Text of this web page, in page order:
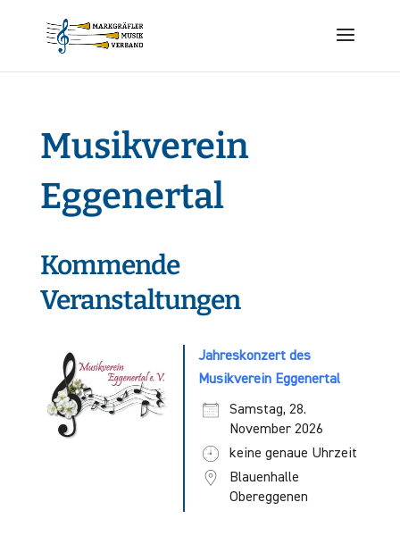
Musikverein
Eggenertal
Kommende
Veranstaltungen
Jahreskonzert des
Musikverein Eggenertal
Samstag, 28.
November 2026
keine genaue Uhrzeit
Blauenhalle
Obereggenen